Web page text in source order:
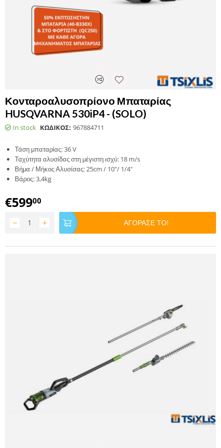
Κονταροαλυσοπρίονο Μπαταρίας
HUSQVARNA 530iP4 - (SOLO)
In stock ΚΩΔΙΚΟΣ: 967884711
Τάση μπαταρίας: 36 V
Ταχύτητα αλυσίδας στη μέγιστη ισχύ: 18 m/s
Βήμα / Μήκος Αλυσίσας: 25cm / 10"/ 1/4"
Βάρος: 3,4kg
€59900
+
− ΑΓΟΡΑΣΕ ΤΟ!